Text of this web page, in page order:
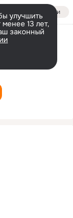
Войти
улучшить
13 лет,
законный